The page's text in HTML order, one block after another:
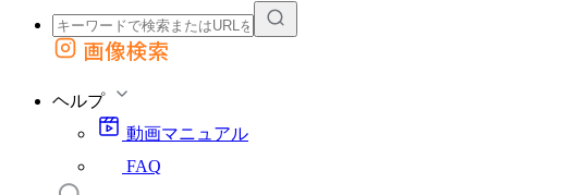
外部サイトの商品をカートに追加
画像検索
ヘルプ
動画マニュアル
FAQ